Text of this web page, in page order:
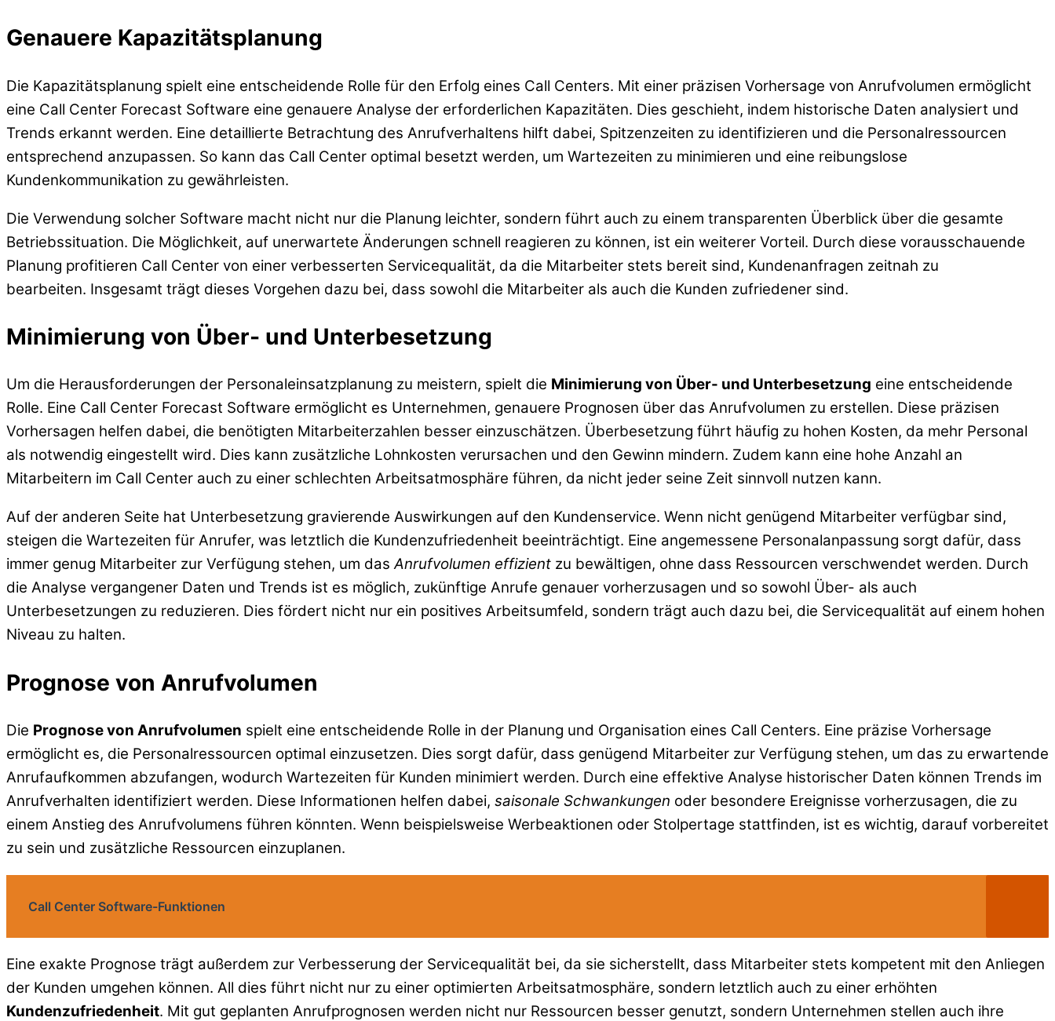
Genauere Kapazitätsplanung
Die Kapazitätsplanung spielt eine entscheidende Rolle für den Erfolg eines Call Centers. Mit einer präzisen Vorhersage von Anrufvolumen ermöglicht
eine Call Center Forecast Software eine genauere Analyse der erforderlichen Kapazitäten. Dies geschieht, indem historische Daten analysiert und
Trends erkannt werden. Eine detaillierte Betrachtung des Anrufverhaltens hilft dabei, Spitzenzeiten zu identifizieren und die Personalressourcen
entsprechend anzupassen. So kann das Call Center optimal besetzt werden, um Wartezeiten zu minimieren und eine reibungslose
Kundenkommunikation zu gewährleisten.
Die Verwendung solcher Software macht nicht nur die Planung leichter, sondern führt auch zu einem transparenten Überblick über die gesamte
Betriebssituation. Die Möglichkeit, auf unerwartete Änderungen schnell reagieren zu können, ist ein weiterer Vorteil. Durch diese vorausschauende
Planung profitieren Call Center von einer verbesserten Servicequalität, da die Mitarbeiter stets bereit sind, Kundenanfragen zeitnah zu
bearbeiten. Insgesamt trägt dieses Vorgehen dazu bei, dass sowohl die Mitarbeiter als auch die Kunden zufriedener sind.
Minimierung von Über- und Unterbesetzung
Um die Herausforderungen der Personaleinsatzplanung zu meistern, spielt die Minimierung von Über- und Unterbesetzung eine entscheidende
Rolle. Eine Call Center Forecast Software ermöglicht es Unternehmen, genauere Prognosen über das Anrufvolumen zu erstellen. Diese präzisen
Vorhersagen helfen dabei, die benötigten Mitarbeiterzahlen besser einzuschätzen. Überbesetzung führt häufig zu hohen Kosten, da mehr Personal
als notwendig eingestellt wird. Dies kann zusätzliche Lohnkosten verursachen und den Gewinn mindern. Zudem kann eine hohe Anzahl an
Mitarbeitern im Call Center auch zu einer schlechten Arbeitsatmosphäre führen, da nicht jeder seine Zeit sinnvoll nutzen kann.
Auf der anderen Seite hat Unterbesetzung gravierende Auswirkungen auf den Kundenservice. Wenn nicht genügend Mitarbeiter verfügbar sind,
steigen die Wartezeiten für Anrufer, was letztlich die Kundenzufriedenheit beeinträchtigt. Eine angemessene Personalanpassung sorgt dafür, dass
immer genug Mitarbeiter zur Verfügung stehen, um dasAnrufvolumen effizient zu bewältigen, ohne dass Ressourcen verschwendet werden. Durch
die Analyse vergangener Daten und Trends ist es möglich, zukünftige Anrufe genauer vorherzusagen und so sowohl Über- als auch
Unterbesetzungen zu reduzieren. Dies fördert nicht nur ein positives Arbeitsumfeld, sondern trägt auch dazu bei, die Servicequalität auf einem hohen
Niveau zu halten.
Prognose von Anrufvolumen
Die Prognose von Anrufvolumen spielt eine entscheidende Rolle in der Planung und Organisation eines Call Centers. Eine präzise Vorhersage
ermöglicht es, die Personalressourcen optimal einzusetzen. Dies sorgt dafür, dass genügend Mitarbeiter zur Verfügung stehen, um das zu erwartende
Anrufaufkommen abzufangen, wodurch Wartezeiten für Kunden minimiert werden. Durch eine effektive Analyse historischer Daten können Trends im
Anrufverhalten identifiziert werden. Diese Informationen helfen dabei, saisonale Schwankungen oder besondere Ereignisse vorherzusagen, die zu
einem Anstieg des Anrufvolumens führen könnten. Wenn beispielsweise Werbeaktionen oder Stolpertage stattfinden, ist es wichtig, darauf vorbereitet
zu sein und zusätzliche Ressourcen einzuplanen.
Call Center Software-Funktionen
Eine exakte Prognose trägt außerdem zur Verbesserung der Servicequalität bei, da sie sicherstellt, dass Mitarbeiter stets kompetent mit den Anliegen
der Kunden umgehen können. All dies führt nicht nur zu einer optimierten Arbeitsatmosphäre, sondern letztlich auch zu einer erhöhten
Kundenzufriedenheit. Mit gut geplanten Anrufprognosen werden nicht nur Ressourcen besser genutzt, sondern Unternehmen stellen auch ihre